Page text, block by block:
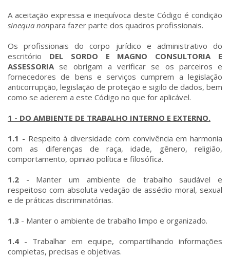
A aceitação expressa e inequívoca deste Código é condição
sinequa nonpara fazer parte dos quadros profissionais.
Os profissionais do corpo jurídico e administrativo do
escritório DEL SORDO E MAGNO CONSULTORIA E
ASSESSORIA se obrigam a verificar se os parceiros e
fornecedores de bens e serviços cumprem a legislação
anticorrupção, legislação de proteção e sigilo de dados, bem
como se aderem a este Código no que for aplicável.
1 - DO AMBIENTE DE TRABALHO INTERNO E EXTERNO.
1.1 - Respeito à diversidade com convivência em harmonia
com as diferenças de raça, idade, gênero, religião,
comportamento, opinião política e filosófica.
1.2 - Manter um ambiente de trabalho saudável e
respeitoso com absoluta vedação de assédio moral, sexual
e de práticas discriminatórias.
1.3 - Manter o ambiente de trabalho limpo e organizado.
1.4 - Trabalhar em equipe, compartilhando informações
completas, precisas e objetivas.